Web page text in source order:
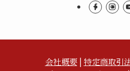
会社概要| 特定商取引